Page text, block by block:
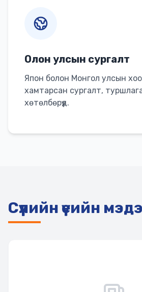
Олон улсын сургалт
Япон болон Монгол улсын
хамтарсан сургалт,
хөтөлбөрүүд.
Сүүлийн үеийн